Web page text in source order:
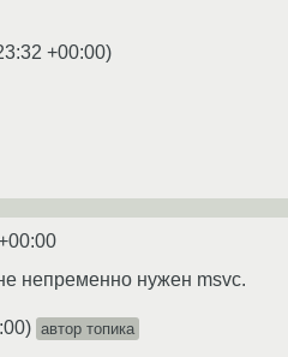
+00:00)
непременно нужен msvc.
) автор топика